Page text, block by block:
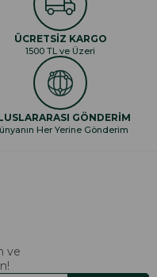
ÜCRETSİZ KARGO
1500 TL ve Üzeri
GÖNDERİM
Her Yerine Gönderim
ve